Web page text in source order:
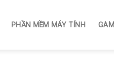
PHẦN MỀM MÁY TÍNH